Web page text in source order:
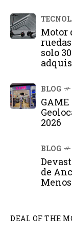
Motor
solo
BLOG
2026
BLOG
de
DEAL OF THE